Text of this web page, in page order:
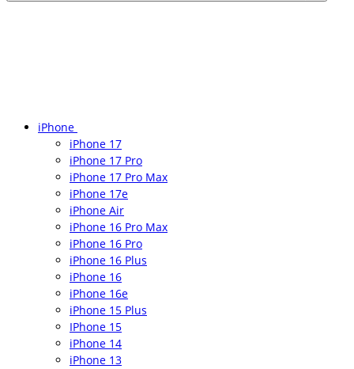
iPhone
iPhone 17
iPhone 17 Pro
iPhone 17 Pro Max
iPhone 17e
iPhone Air
iPhone 16 Pro Max
iPhone 16 Pro
iPhone 16 Plus
iPhone 16
iPhone 16e
iPhone 15 Plus
IPhone 15
iPhone 14
iPhone 13